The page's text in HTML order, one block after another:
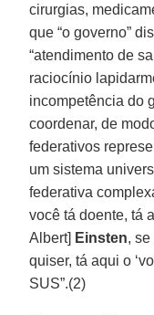
cirurgias,
que “o governo”
“atendimento de
raciocínio
incompetência do
coordenar, de
federativos
um sistema
federativa
você tá doente, tá
Albert] Einsten,
quiser, tá aqui o
SUS”.(2)